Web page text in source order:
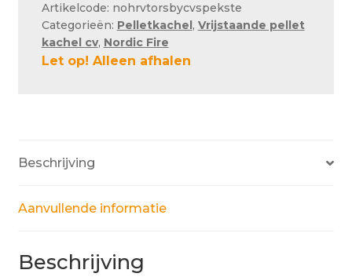
Artikelcode: nohrvtorsbycvspekste
Categorieën: Pelletkachel, Vrijstaande pellet
kachel cv, Nordic Fire
Let op! Alleen afhalen
Beschrijving
Aanvullende informatie
Beschrijving